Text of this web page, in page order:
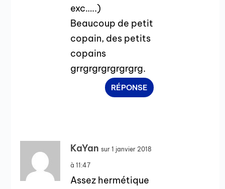
exc…..)
Beaucoup de petit
copain, des petits
copains
grrgrgrgrgrgrgrg.
RÉPONSE
KaYan sur 1 janvier 2018
à 11:47
Assez hermétique